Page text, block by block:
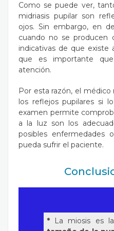
Como se puede ver,
midriasis pupilar son
ojos. Sin embargo, en
cuando no se producen
indicativas de que existe
que es importante
atención.
Por esta razón, el médico
los reflejos pupilares si
examen permite
a la luz son los
posibles enfermedades
pueda sufrir el paciente.
* La miosis es la